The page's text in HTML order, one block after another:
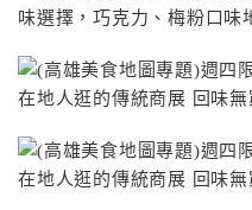
味選擇，巧克力、梅粉口味